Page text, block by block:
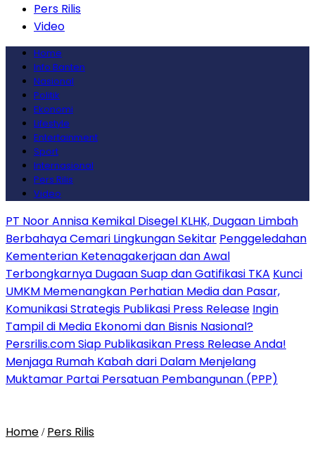
Pers Rilis
Video
Home
Info Banten
Nasional
Politik
Ekonomi
Lifestyle
Entertainment
Sport
Internasional
Pers Rilis
Video
PT Noor Annisa Kemikal Disegel KLHK, Dugaan Limbah
Berbahaya Cemari Lingkungan Sekitar Penggeledahan
Kementerian Ketenagakerjaan dan Awal
Terbongkarnya Dugaan Suap dan Gatifikasi TKA Kunci
UMKM Memenangkan Perhatian Media dan Pasar,
Komunikasi Strategis Publikasi Press Release Ingin
Tampil di Media Ekonomi dan Bisnis Nasional?
Persrilis.com Siap Publikasikan Press Release Anda!
Menjaga Rumah Kabah dari Dalam Menjelang
Muktamar Partai Persatuan Pembangunan (PPP)
Home / Pers Rilis